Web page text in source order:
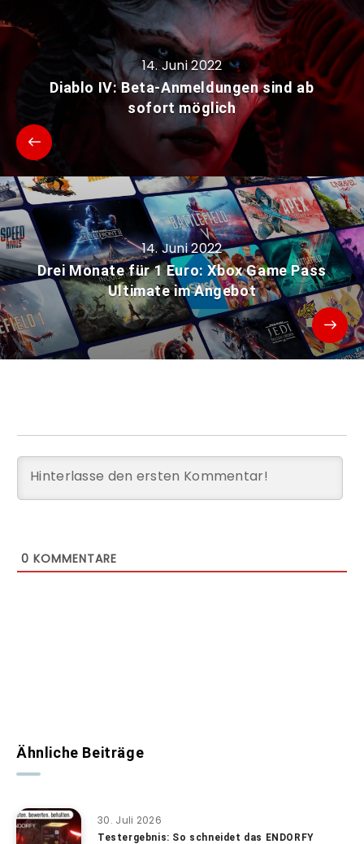
14. Juni 2022
Diablo IV: Beta-Anmeldungen sind ab
sofort möglich
14. Juni 2022
Drei Monate für 1 Euro: Xbox Game Pass
Ultimate im Angebot
0 KOMMENTARE
Ähnliche Beiträge
30. Juli 2026
Testergebnis: So schneidet das ENDORFY